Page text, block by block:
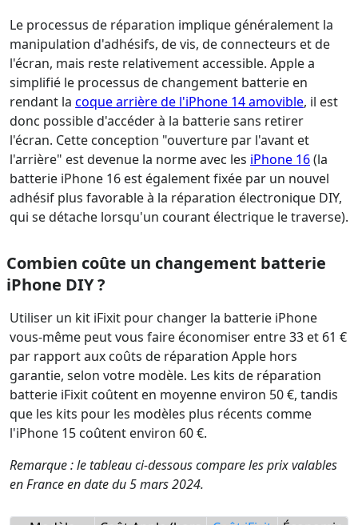
Le processus de réparation implique généralement la
manipulation d'adhésifs, de vis, de connecteurs et de
l'écran, mais reste relativement accessible. Apple a
simplifié le processus de changement batterie en
rendant la coque arrière de l'iPhone 14 amovible, il est
donc possible d'accéder à la batterie sans retirer
l'écran. Cette conception "ouverture par l'avant et
l'arrière" est devenue la norme avec les iPhone 16(la
batterie iPhone 16 est également fixée par un nouvel
adhésif plus favorable à la réparation électronique DIY,
qui se détache lorsqu'un courant électrique le traverse).
Combien coûte un changement batterie
iPhone DIY ?
Utiliser un kit iFixit pour changer la batterie iPhone
vous-même peut vous faire économiser entre 33 et 61 €
par rapport aux coûts de réparation Apple hors
garantie, selon votre modèle. Les kits de réparation
batterie iFixit coûtent en moyenne environ 50 €, tandis
que les kits pour les modèles plus récents comme
l'iPhone 15 coûtent environ 60 €.
Remarque : le tableau ci-dessous compare les prix valables
en France en date du 5 mars 2024.